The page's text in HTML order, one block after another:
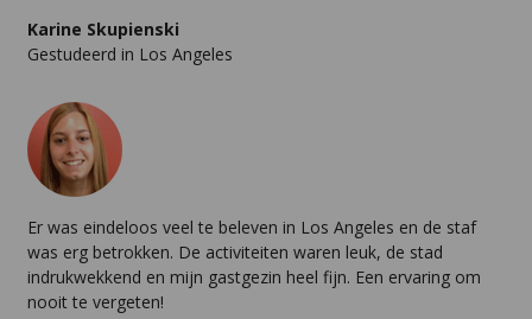
Karine Skupienski
Gestudeerd in Los Angeles
Er was eindeloos veel te beleven in Los Angeles en de staf
was erg betrokken. De activiteiten waren leuk, de stad
indrukwekkend en mijn gastgezin heel fijn. Een ervaring om
nooit te vergeten!